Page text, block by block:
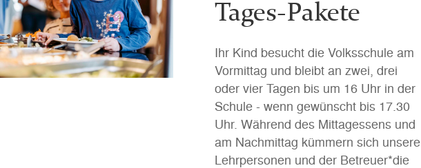
Tages-Pakete
Ihr Kind besucht die Volksschule am
Vormittag und bleibt an zwei, drei
oder vier Tagen bis um 16 Uhr in der
Schule - wenn gewünscht bis 17.30
Uhr. Während des Mittagessens und
am Nachmittag kümmern sich unsere
Lehrpersonen und der Betreuer*die